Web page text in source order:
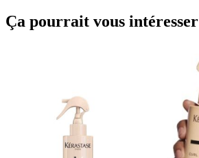
Ça pourrait vous intéresser